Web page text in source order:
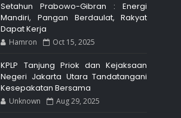
Setahun Prabowo-Gibran : Energi
Mandiri, Pangan Berdaulat, Rakyat
Dapat Kerja
Hamron Oct 15, 2025
KPLP Tanjung Priok dan Kejaksaan
Negeri Jakarta Utara Tandatangani
Kesepakatan Bersama
Unknown Aug 29, 2025